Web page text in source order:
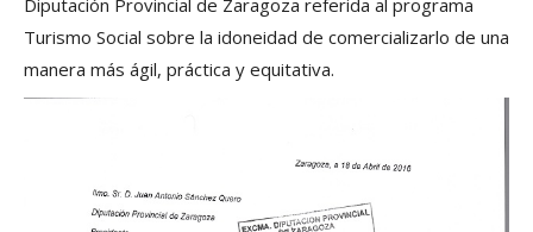
Diputación Provincial de Zaragoza referida al programa
Turismo Social sobre la idoneidad de comercializarlo de una
manera más ágil, práctica y equitativa.